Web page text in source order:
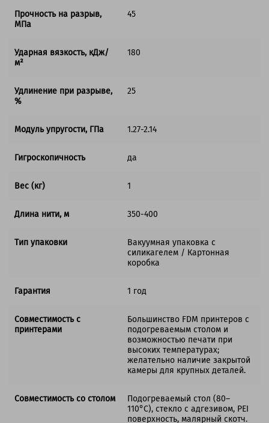
Прочность на разрыв,
МПа
45
Ударная вязкость, кДж/
м²
180
Удлинение при разрыве,
%
25
Модуль упругости, ГПа 1.27-2.14
Гигроскопичность да
Вес (кг) 1
Длина нити, м 350-400
Тип упаковки
Вакуумная упаковка с
силикагелем / Картонная
коробка
Гарантия 1 год
Совместимость с
принтерами
Большинство FDM принтеров с
подогреваемым столом и
возможностью печати при
высоких температурах;
желательно наличие закрытой
камеры для крупных деталей.
Совместимость со столом
Подогреваемый стол (80–
110°C), стекло с адгезивом, PEI
поверхность, малярный скотч.